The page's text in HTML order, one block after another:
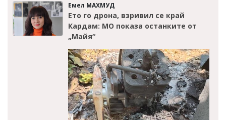
Емел МАХМУД
Ето го дрона, взривил се край
Кардам: МО показа останките от
„Майя“